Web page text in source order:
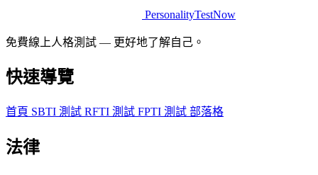
PersonalityTestNow
免費線上人格測試 — 更好地了解自己。
快速導覽
首頁 SBTI 測試 RFTI 測試 FPTI 測試 部落格
法律